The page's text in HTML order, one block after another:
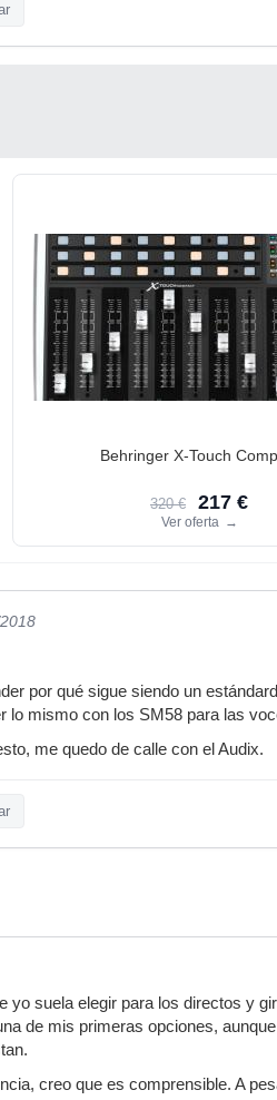
Behringer X-Touch
320 € 217 €
Ver oferta →
por qué sigue siendo un
lo mismo con los SM58 para las
me quedo de calle con el Audix.
yo suela elegir para los directos y
de mis primeras opciones,
creo que es comprensible. A